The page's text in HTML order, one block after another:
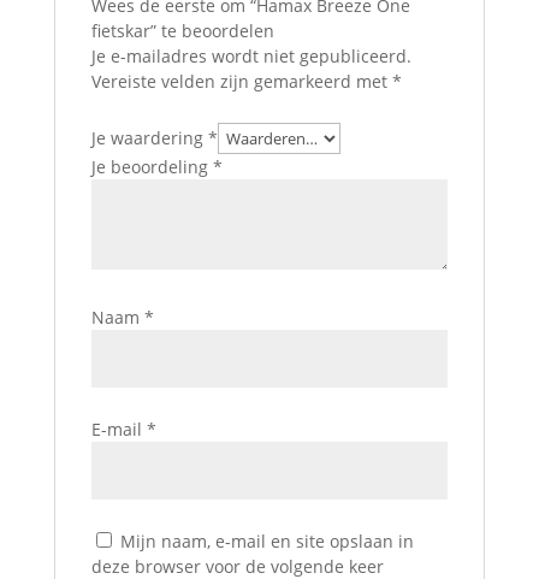
Wees de eerste om “Hamax Breeze One
fietskar” te beoordelen
Je e-mailadres wordt niet gepubliceerd.
Vereiste velden zijn gemarkeerd met *
Je waardering *
Je beoordeling *
Naam *
E-mail *
Mijn naam, e-mail en site opslaan in
deze browser voor de volgende keer